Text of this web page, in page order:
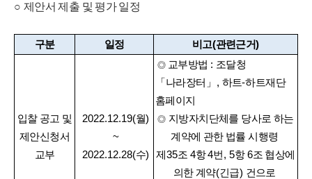
○ 제안서 제출 및 평가 일정
구분 일정 비고(관련근거)
입찰 공고 및
제안신청서
교부
2022.12.19(월)
~
2022.12.28(수)
◎ 교부방법 : 조달청
「 나라장터 」 , 하트-하트재단
홈페이지
◎ 지방자치단체를 당사로 하는
계약에 관한 법률 시행령
제 35조 4항4번 , 5항6조 협상에
의한 계약(긴급) 건으로